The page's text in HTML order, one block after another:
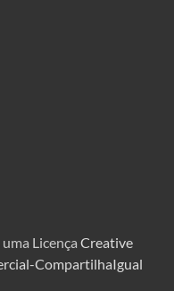
Licença Creative
CompartilhaIgual